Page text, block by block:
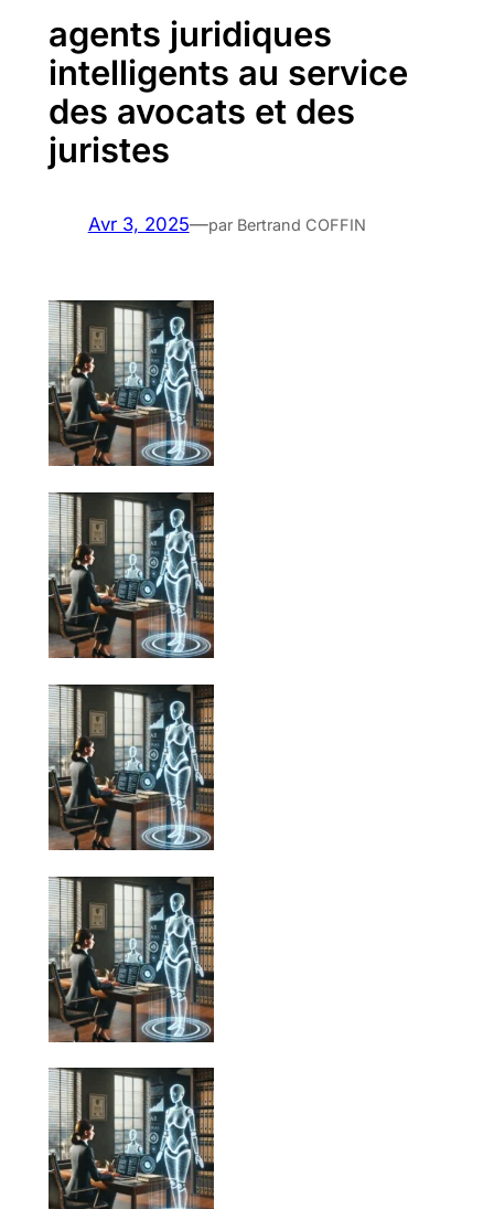
agents juridiques
intelligents au service
des avocats et des
juristes
Avr 3, 2025—par Bertrand COFFIN